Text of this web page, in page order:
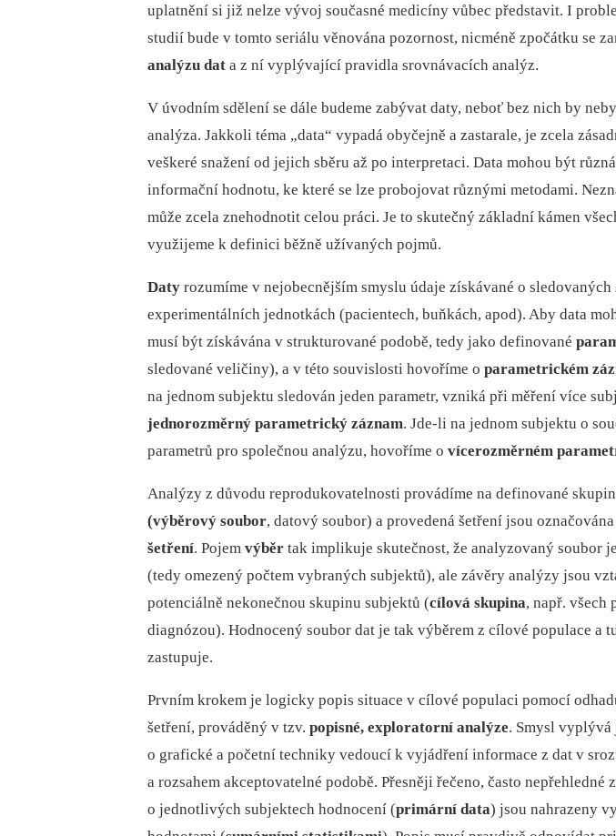
uplatnění si již nelze vývoj současné medicíny vůbec představit. I
studií bude v tomto seriálu věnována pozornost, nicméně zpočátku se
analýzu dat a z ní vyplývající pravidla srovnávacích analýz.
V úvodním sdělení se dále budeme zabývat daty, neboť bez nich by
analýza. Jakkoli téma „data“ vypadá obyčejně a zastarale, je zcela
veškeré snažení od jejich sběru až po interpretaci. Data mohou být
informační hodnotu, ke které se lze probojovat různými metodami.
může zcela znehodnotit celou práci. Je to skutečný základní kámen
využijeme k definici běžně užívaných pojmů.
Daty rozumíme v nejobecnějším smyslu údaje získávané o sledovaných
experimentálních jednotkách (pacientech, buňkách, apod). Aby data
musí být získávána v strukturované podobě, tedy jako definované
sledované veličiny), a v této souvislosti hovoříme o parametrickém
na jednom subjektu sledován jeden parametr, vzniká při měření více
jednorozměrný parametrický záznam. Jde-li na jednom subjektu o
parametrů pro společnou analýzu, hovoříme o vícerozměrném
Analýzy z důvodu reprodukovatelnosti provádíme na definované
(výběrový soubor, datový soubor) a provedená šetření jsou
šetření. Pojem výběr tak implikuje skutečnost, že analyzovaný soubor
(tedy omezený počtem vybraných subjektů), ale závěry analýzy jsou
potenciálně nekonečnou skupinu subjektů (cílová skupina, např. všech
diagnózou). Hodnocený soubor dat je tak výběrem z cílové populace a
zastupuje.
Prvním krokem je logicky popis situace v cílové populaci pomocí
šetření, prováděný v tzv. popisné, exploratorní analýze. Smysl
o grafické a početní techniky vedoucí k vyjádření informace z dat v
a rozsahem akceptovatelné podobě. Přesněji řečeno, často nepřehledné
o jednotlivých subjektech hodnocení (primární data) jsou nahrazeny